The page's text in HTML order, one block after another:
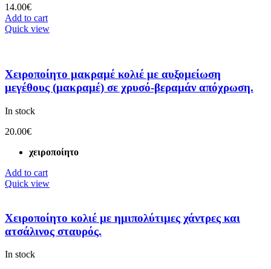
14.00€
Add to cart
Quick view
Χειροποίητο μακραμέ κολιέ με αυξομείωση
μεγέθους (μακραμέ) σε χρυσό-βεραμάν απόχρωση.
In stock
20.00€
χειροποίητο
Add to cart
Quick view
Χειροποίητο κολιέ με ημιπολύτιμες χάντρες και
ατσάλινος σταυρός.
In stock